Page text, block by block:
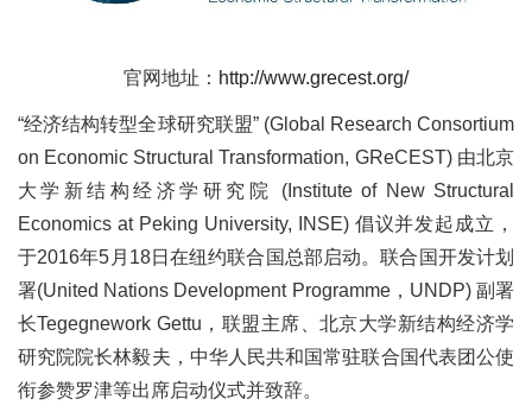
官网地址： http://www.grecest.org/
“经济结构转型全球研究联盟” (Global Research Consortium
on Economic Structural Transformation, GReCEST) 由北京
大学新结构经济学研究院 (Institute of New Structural
Economics at Peking University, INSE) 倡议并发起成立，
于2016年5月18日在纽约联合国总部启动。联合国开发计划
署(United Nations Development Programme，UNDP) 副署
长Tegegnework Gettu，联盟主席、北京大学新结构经济学
研究院院长林毅夫，中华人民共和国常驻联合国代表团公使
衔参赞罗津等出席启动仪式并致辞。